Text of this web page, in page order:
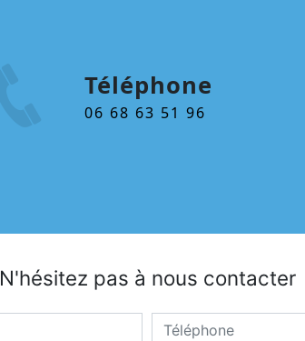
Téléphone
06 68 63 51 96
N'hésitez pas à nous contacter